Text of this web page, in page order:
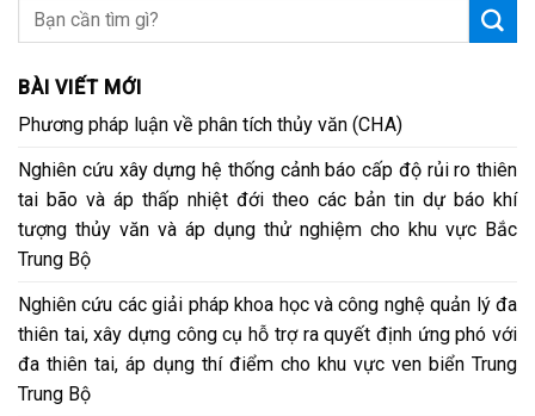
BÀI VIẾT MỚI
Phương pháp luận về phân tích thủy văn (CHA)
Nghiên cứu xây dựng hệ thống cảnh báo cấp độ rủi ro thiên
tai bão và áp thấp nhiệt đới theo các bản tin dự báo khí
tượng thủy văn và áp dụng thử nghiệm cho khu vực Bắc
Trung Bộ
Nghiên cứu các giải pháp khoa học và công nghệ quản lý đa
thiên tai, xây dựng công cụ hỗ trợ ra quyết định ứng phó với
đa thiên tai, áp dụng thí điểm cho khu vực ven biển Trung
Trung Bộ